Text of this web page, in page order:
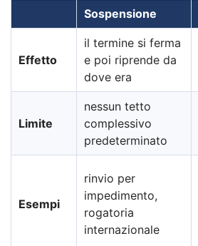
Sospensione
Effetto
il termine si ferma
e poi riprende da
dove era
Limite
nessun tetto
complessivo
predeterminato
Esempi
rinvio per
impedimento,
rogatoria
internazionale